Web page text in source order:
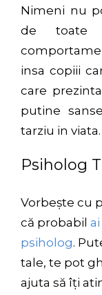
Nimeni nu
de toate
insa copiii
care
putine
tarziu in viata.
Psiholog
Vorbește cu
că probabil
psiholog.
tale, te pot
ajuta să îți